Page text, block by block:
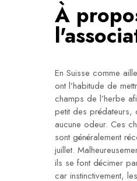
À
En Suisse comme
ont l’habitude de
champs de l’herbe
petit des prédateurs,
aucune odeur. Ces
sont généralement
juillet.
ils se font décimer
car instinctivement,